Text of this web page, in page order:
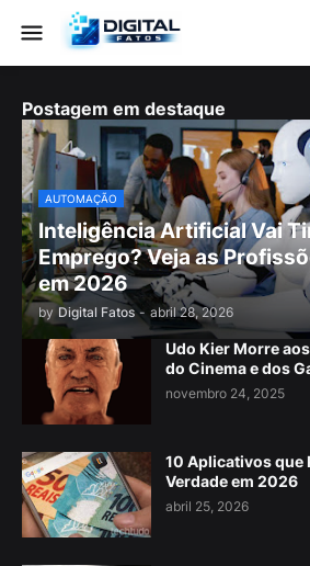
Postagem em destaque
AUTOMAÇÃO
Inteligência Artificial Vai
Emprego? Veja as
em 2026
by Digital Fatos - abril 28, 2026
Udo Kier Morre
do Cinema e dos
novembro 24, 2025
10 Aplicativos que
Verdade em 2026
abril 25, 2026